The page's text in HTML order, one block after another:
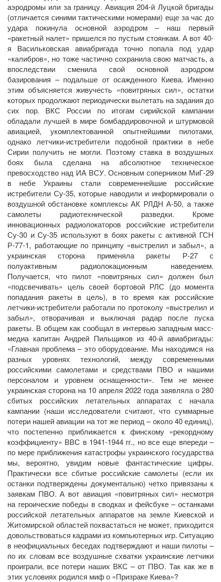
аэродромы или за границу. Авиация 204-й Луцкой бригады
(отличается синими тактическими номерами) еще за час до
удара покинула основной аэродром – наш первый
«ракетный налет» пришелся по пустым стоянкам. А вот 40-
я Васильковская авиабригада точно попала под удар
«калибров», но тоже частично сохранила свою матчасть, а
впоследствии сменила свой основной аэродром
базирования – подальше от осажденного Киева. Именно
этим объясняется живучесть «повитряных сил», остатки
которых продолжают периодически вылетать на задания до
сих пор. ВКС России по итогам сирийской кампании
обладали лучшей в мире бомбардировочной и штурмовой
авиацией, укомплектованной опытнейшими пилотами,
однако летчики-истребители подобной практики в небе
Сирии получить не могли. Поэтому ставка в воздушных
боях была сделана на абсолютное техническое
превосходство над ИА ВСУ. Основным соперником МиГ-29
в небе Украины стали современнейшие российские
истребители Су-35, которые наводили и информировали о
воздушной обстановке комплексы АК РЛДН А-50, а также
самолеты радиотехнической разведки. Кроме
инновационных радиолокаторов российские истребители
Су-30 и Су-35 используют в боях ракеты с активной ГСН
Р-77-1, работающие по принципу «выстрелил и забыл», а
украинская сторона применяла ракеты Р-27 с
полуактивным радиолокационным наведением.
Получается, что пилот «повитряных сил» должен был
«подсвечивать» цель своей бортовой РЛС (до момента
попадания ракеты в цель), в то время как российские
летчики-истребители работали по протоколу «выстрелил и
забыл», отворачивая и выключая радар после пуска
ракеты. В общем как сообщал в интервью западным масс-
медиа капитан Андрей Пильщиков из 40-й авиабригады:
«Главная проблема – это оборудование. Мы находимся на
разных уровнях технологий, между современными
российскими самолетами и средствами ПВО и нашими
персоналом и уровнем оснащенности». Тем не менее
украинская сторона на 10 апреля 2022 года заявляла о 280
сбитых российских летательных аппаратах с начала
кампании (наши исследователи считают, что суммарные
потери нашей авиации на тот же период – около 40 единиц),
что постепенно приближается к финскому «рекордному
коэффициенту» ВВС в 1941-1944 гг., но все еще впереди –
по мере приближения катастрофы украинского государства
мы, вероятно, увидим новые фантастические цифры.
Практически все сбитые российские самолеты (если их
останки подтверждены документально) четко привязаны к
заявкам ПВО. А вот авиация «повитряных сил» несмотря
на героические победы в сводках и фейсбуке – останками
российской летательных аппаратов на земле Киевской и
Житомирской областей похвастаться не может, приходится
довольствоваться кадрами из компьютерных игр. Ситуацию
в неофициальных беседах подтверждают и наши пилоты –
по их словам все воздушные схватки украинские летчики
проиграли, все потери наших ВКС – от ПВО. Так как же в
этих условиях родился миф о «Призраке Киева»?